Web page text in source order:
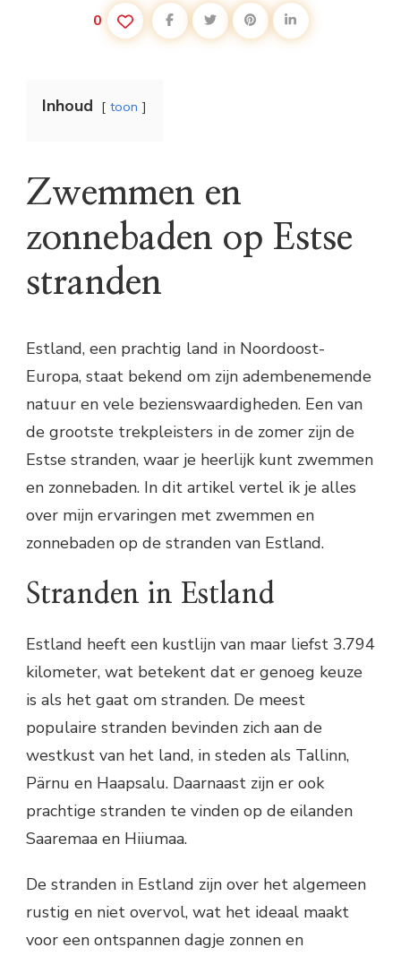
0
Inhoud toon
Zwemmen en
zonnebaden op Estse
stranden
Estland, een prachtig land in Noordoost-
Europa, staat bekend om zijn adembenemende
natuur en vele bezienswaardigheden. Een van
de grootste trekpleisters in de zomer zijn de
Estse stranden, waar je heerlijk kunt zwemmen
en zonnebaden. In dit artikel vertel ik je alles
over mijn ervaringen met zwemmen en
zonnebaden op de stranden van Estland.
Stranden in Estland
Estland heeft een kustlijn van maar liefst 3.794
kilometer, wat betekent dat er genoeg keuze
is als het gaat om stranden. De meest
populaire stranden bevinden zich aan de
westkust van het land, in steden als Tallinn,
Pärnu en Haapsalu. Daarnaast zijn er ook
prachtige stranden te vinden op de eilanden
Saaremaa en Hiiumaa.
De stranden in Estland zijn over het algemeen
rustig en niet overvol, wat het ideaal maakt
voor een ontspannen dagje zonnen en